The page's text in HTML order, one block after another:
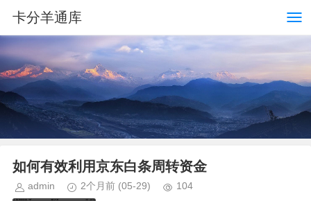
卡分羊通库
如何有效利用京东白条周转资金
admin 2个月前 (05-29) 104